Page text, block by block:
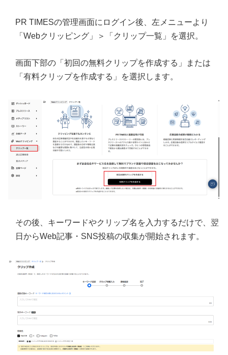
PR TIMESの管理画面にログイン後、左メニューより
「Webクリッピング」＞「クリップ一覧」を選択。
画面下部の「初回の無料クリップを作成する」または
「有料クリップを作成する」を選択します。
その後、キーワードやクリップ名を入力するだけで、翌
日からWeb記事・SNS投稿の収集が開始されます。